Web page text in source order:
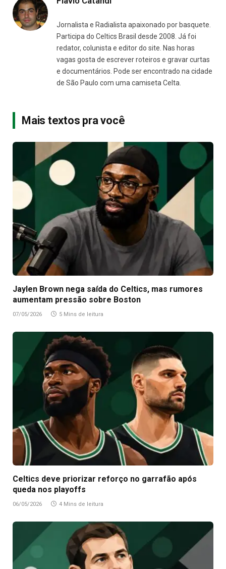
Jornalista e Radialista apaixonado por basquete.
Participa do Celtics Brasil desde 2008. Já foi
redator, colunista e editor do site. Nas horas
vagas gosta de escrever roteiros e gravar curtas
e documentários. Pode ser encontrado na cidade
de São Paulo com uma camiseta Celta.
Mais textos pra você
Jaylen Brown nega saída do Celtics, mas rumores
aumentam pressão sobre Boston
07/05/2026 5 Mins de leitura
Celtics deve priorizar reforço no garrafão após
queda nos playoffs
06/05/2026 4 Mins de leitura